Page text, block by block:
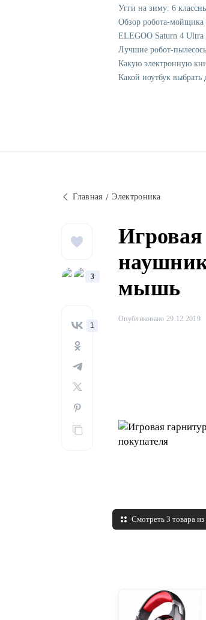
Угги на зиму: 6
Обзор робота-мойщика
ELEGOO Saturn 4 Ultra
Лучшие робот-
Какую электронную
Какой ноутбук выбрать
Главная Электроника
3
1
Игровая
мышь
Опубликовано 29.12.2019
Смотреть 3 товара из